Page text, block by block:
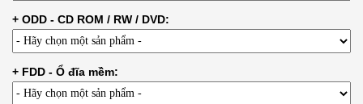
+ ODD - CD ROM / RW / DVD:
+ FDD - Ổ đĩa mềm: